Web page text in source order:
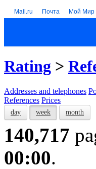
Mail.ru Почта Мой Мир
Rating >
Addresses and telephones
References Prices
day week month
140,717
00:00.